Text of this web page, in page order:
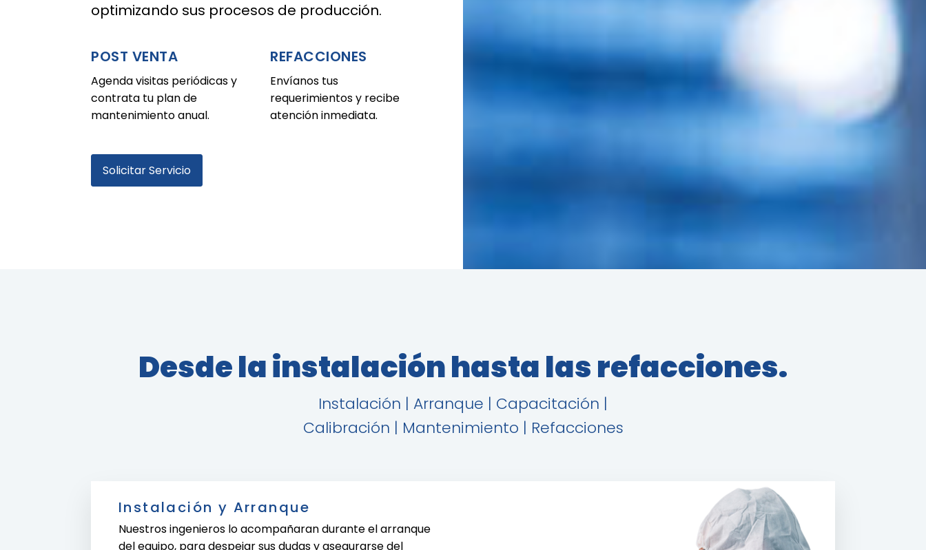
optimizando sus procesos de producción.
POST VENTA
Agenda visitas periódicas y
contrata tu plan de
mantenimiento anual.
REFACCIONES
Envíanos tus
requerimientos y recibe
atención inmediata.
Solicitar Servicio
Desde la instalación hasta las refacciones.
Instalación | Arranque | Capacitación |
Calibración | Mantenimiento | Refacciones
Instalación y Arranque
Nuestros ingenieros lo acompañaran durante el arranque
del equipo, para despejar sus dudas y asegurarse del